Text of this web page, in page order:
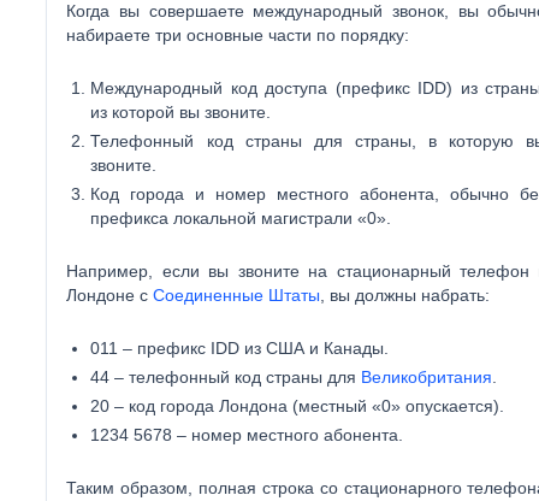
Когда вы совершаете международный звонок, вы
набираете три основные части по порядку:
Международный код доступа (префикс IDD) из
из которой вы звоните.
Телефонный код страны для страны, в которую
звоните.
Код города и номер местного абонента , обычно
префикса локальной магистрали «0».
Например, если вы звоните на стационарный телефон
Лондоне сСоединенные Штаты , вы должны набрать:
011 – префикс IDD из США и Канады.
44 – телефонный код страны для Великобритания
20 – код города Лондона (местный «0» опускается).
1234 5678 – номер местного абонента.
Таким образом, полная строка со стационарного